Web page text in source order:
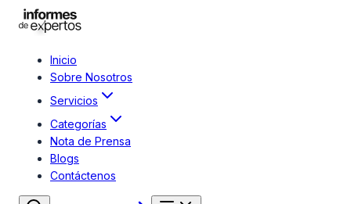
Inicio
Sobre Nosotros
Servicios
Categorías
Nota de Prensa
Blogs
Contáctenos